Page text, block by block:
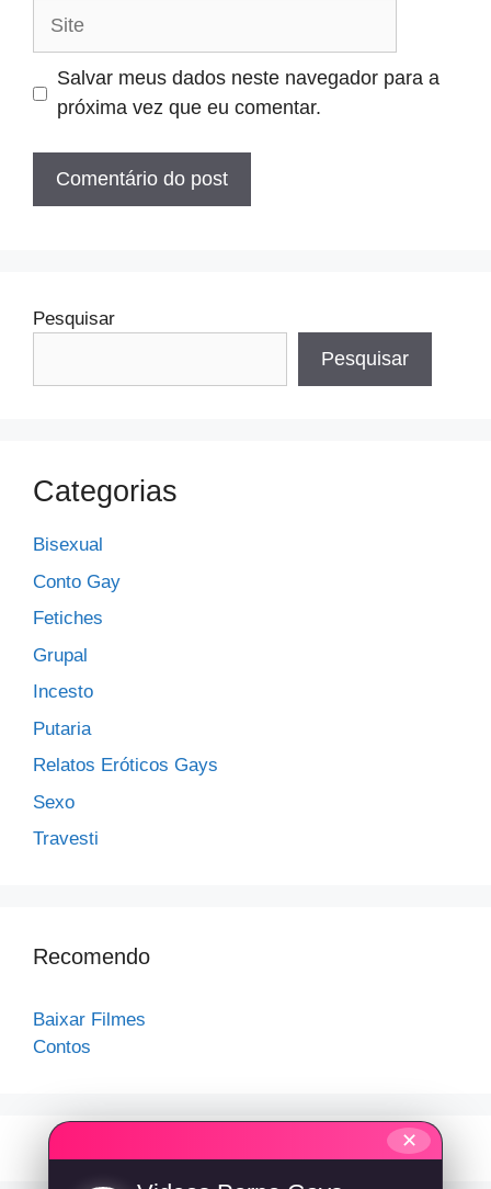
Site
Salvar meus dados neste navegador para a
próxima vez que eu comentar.
Pesquisar
Pesquisar
Categorias
Bisexual
Conto Gay
Fetiches
Grupal
Incesto
Putaria
Relatos Eróticos Gays
Sexo
Travesti
Recomendo
Baixar Filmes
Contos
✕